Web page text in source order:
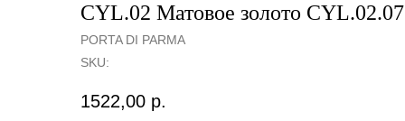
CYL.02 Матовое золото CYL.02.07
PORTA DI PARMA
SKU:
1522,00 р.